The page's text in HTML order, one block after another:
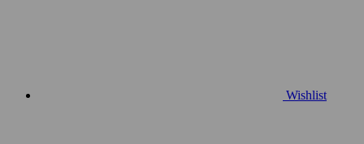
Wishlist